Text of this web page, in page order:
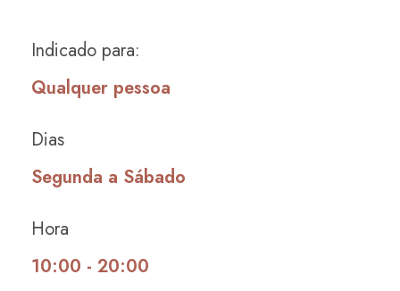
Indicado para:
Qualquer pessoa
Dias
Segunda a Sábado
Hora
10:00 - 20:00